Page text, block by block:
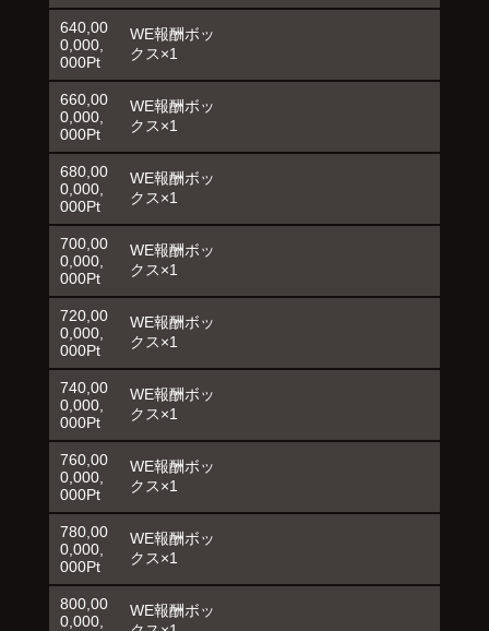
640,00
0,000,
000Pt
WE報酬ボッ
クス×1
660,00
0,000,
000Pt
WE報酬ボッ
クス×1
680,00
0,000,
000Pt
WE報酬ボッ
クス×1
700,00
0,000,
000Pt
WE報酬ボッ
クス×1
720,00
0,000,
000Pt
WE報酬ボッ
クス×1
740,00
0,000,
000Pt
WE報酬ボッ
クス×1
760,00
0,000,
000Pt
WE報酬ボッ
クス×1
780,00
0,000,
000Pt
WE報酬ボッ
クス×1
800,00
0,000,
WE報酬ボッ